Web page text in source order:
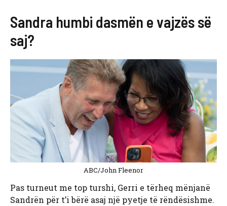
Sandra humbi dasmën e vajzës së
saj?
ABC/John Fleenor
Pas turneut me top turshi, Gerri e tërheq mënjanë
Sandrën për t’i bërë asaj një pyetje të rëndësishme.